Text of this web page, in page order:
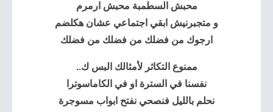
محبش السطمبة محبش ارمرم
و متجبرنيش ابقي اجتماعي عشان هكلضم
ارجوك من فضلك من فضلك من فضلك
ممنوع التكاثر لأمثالك البس ك..
نفسنا في السترة او في الكاماسوترا
نحلم بالليل فنصحي نفتح ابواب مسوجرة